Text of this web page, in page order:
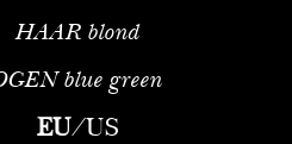
HAAR blond
blue green
EU/US
ModemodelProfessioneel